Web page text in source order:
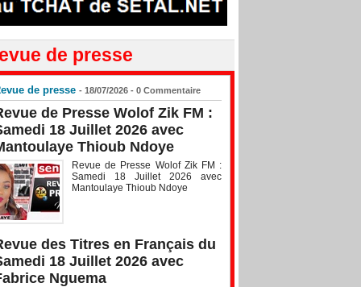
de presse
de presse - 18/07/2026 - 0 Commentaire
de Presse Wolof Zik FM :
18 Juillet 2026 avec
Thioub Ndoye
Revue de Presse Wolof Zik FM :
Samedi 18 Juillet 2026 avec
Mantoulaye Thioub Ndoye
des Titres en Français du
18 Juillet 2026 avec
Nguema